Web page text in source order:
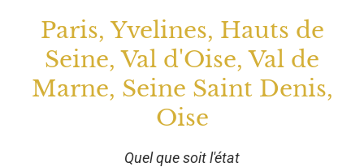
Paris, Yvelines, Hauts de
Seine, Val d'Oise, Val de
Marne, Seine Saint Denis,
Oise
Quel que soit l'état